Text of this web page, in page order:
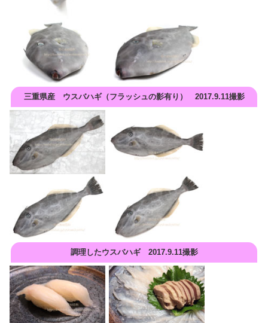
三重県産 ウスバハギ（フラッシュの影有り） 2017.9.11撮影
調理したウスバハギ 2017.9.11撮影